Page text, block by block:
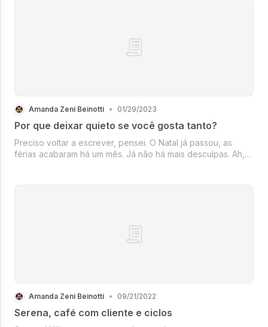
Amanda Zeni Beinotti • 01/29/2023
Por que deixar quieto se você gosta tanto?
Preciso voltar a escrever, pensei. O Natal já passou, as
férias acabaram há um mês. Já não há mais desculpas. Ah,
Amanda Zeni Beinotti • 09/21/2022
Serena, café com cliente e ciclos